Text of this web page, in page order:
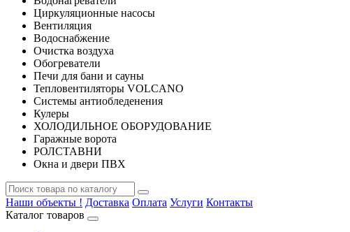
Циркуляционные насосы
Вентиляция
Водоснабжение
Очистка воздуха
Обогреватели
Печи для бани и сауны
Тепловентиляторы VOLCANO
Системы антиобледенения
Кулеры
ХОЛОДИЛЬНОЕ ОБОРУДОВАНИЕ
Гаражные ворота
РОЛСТАВНИ
Окна и двери ПВХ
Наши объекты ! Доставка Оплата Услуги Контакты
Каталог товаров